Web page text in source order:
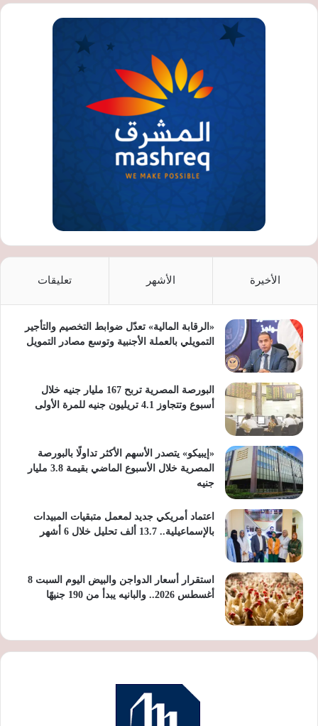
الأخيرة الأشهر تعليقات
«الرقابة المالية» تعدّل ضوابط التخصيم والتأجير
التمويلي بالعملة الأجنبية وتوسع مصادر التمويل
البورصة المصرية تربح 167 مليار جنيه خلال
أسبوع وتتجاوز 4.1 تريليون جنيه للمرة الأولى
«إيبيكو» يتصدر الأسهم الأكثر تداولًا بالبورصة
المصرية خلال الأسبوع الماضي بقيمة 3.8 مليار
جنيه
اعتماد أمريكي جديد لمعمل متبقيات المبيدات
بالإسماعيلية.. 13.7 ألف تحليل خلال 6 أشهر
استقرار أسعار الدواجن والبيض اليوم السبت 8
أغسطس 2026.. والبانيه يبدأ من 190 جنيهًا